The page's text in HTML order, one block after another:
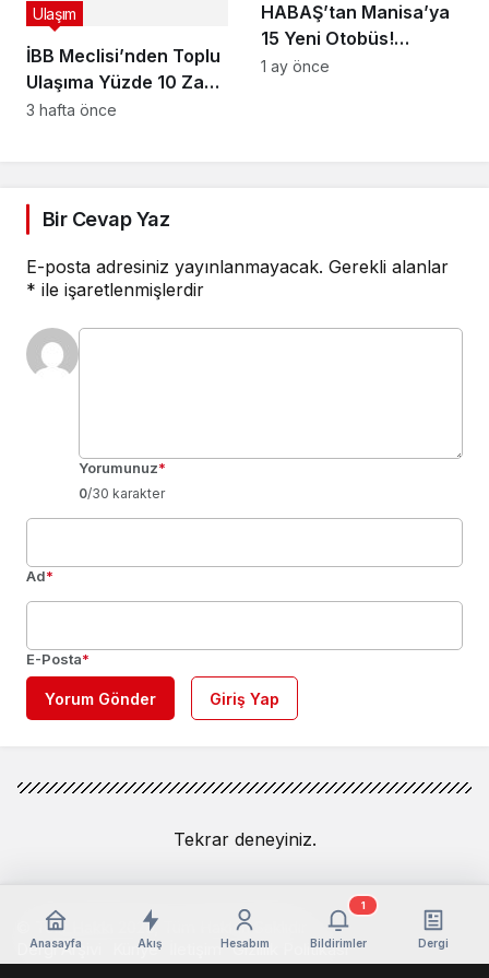
İBB Meclisi’nden Toplu
Ulaşıma Yüzde 10 Zam
Kararı! İşte Yeni
Ulaşım
3 hafta önce
HABAŞ’tan Manisa’ya
15 Yeni Otobüs!
MANULAŞ Güçleniyor
1 ay önce
Bir Cevap Yaz
E-posta adresiniz yayınlanmayacak. Gerekli alanlar
* ile işaretlenmişlerdir
Yorumunuz*
0/30 karakter
Ad*
E-Posta*
Yorum Gönder Giriş Yap
Tekrar deneyiniz.
Anasayfa Akış Hesabım Bildirimler
1
Dergi
© Telif Hakkı 2026, Tüm Hakları Saklıdır
Dergi Arşivi
Künye İletişim Gizlilik Politikası